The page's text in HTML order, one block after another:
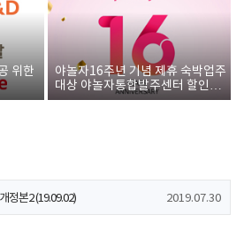
위한
야놀자16주년 기념 제휴 숙박업주
대상 야놀자통합발주센터 할인쿠
폰 증정
1 (19.09.02)
정본2 (19.09.02) 2019.07.30